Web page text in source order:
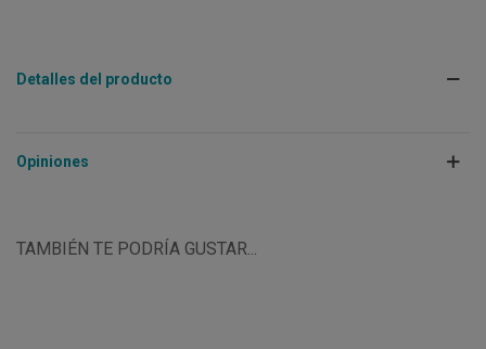
Detalles del producto
Opiniones
TAMBIÉN TE PODRÍA GUSTAR...